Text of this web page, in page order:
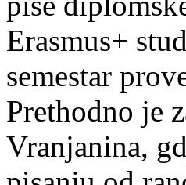
Erasmus+
semestar
Prethodno je
Vranjanina,